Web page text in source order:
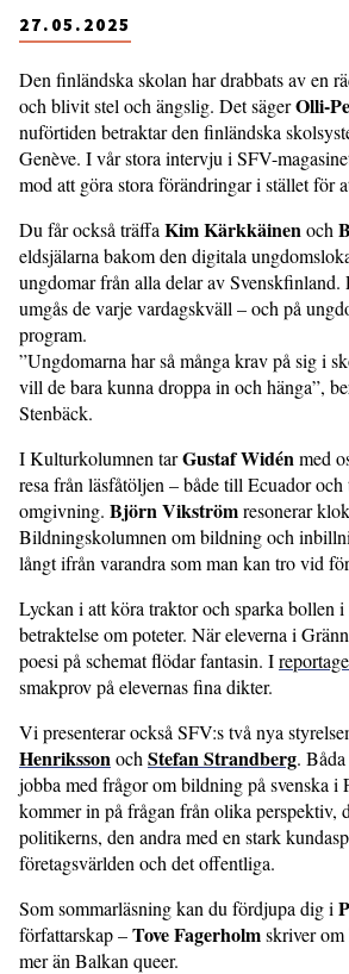
27.05.2025
Den finländska skolan har drabbats av en
och blivit stel och ängslig. Det sägerOlli-
nuförtiden betraktar den finländska
Genève. I vår stora intervju i SFV-
mod att göra stora förändringar i stället för
Du får också träffa Kim Kärkkäinenoch
eldsjälarna bakom den digitala
ungdomar från alla delar av Svenskfinland.
umgås de varje vardagskväll – och på
program.
”Ungdomarna har så många krav på sig i
vill de bara kunna droppa in och hänga”,
Stenbäck.
I Kulturkolumnen tarGustaf Widénmed
resa från läsfåtöljen – både till Ecuador
omgivning. Björn Vikströmresonerar
Bildningskolumnen om bildning och
långt ifrån varandra som man kan tro vid
Lyckan i att köra traktor och sparka bollen
betraktelse om poteter. När eleverna i
poesi på schemat flödar fantasin. I
smakprov på elevernas fina dikter.
Vi presenterar också SFV:s två nya
Henrikssonoch Stefan Strandberg.
jobba med frågor om bildning på svenska i
kommer in på frågan från olika perspektiv,
politikerns, den andra med en stark
företagsvärlden och det offentliga.
Som sommarläsning kan du fördjupa dig i
författarskap –Tove Fagerholmskriver om
mer än Balkan queer.